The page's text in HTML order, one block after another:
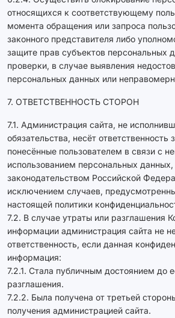
относящихся к соответствующему
момента обращения или запроса
законного представителя либо
защите прав субъектов персональных
проверки, в случае выявления
персональных данных или
7. ОТВЕТСТВЕННОСТЬ СТОРОН
7.1. Администрация сайта, не
обязательства, несёт ответственность
понесённые пользователем в связи с
использованием персональных данных,
законодательством Российской
исключением случаев,
настоящей политики
7.2. В случае утраты или разглашения
информации администрация сайта не
ответственность, если данная
информация:
7.2.1. Стала публичным достоянием до
разглашения.
7.2.2. Была получена от третьей
получения администрацией сайта.